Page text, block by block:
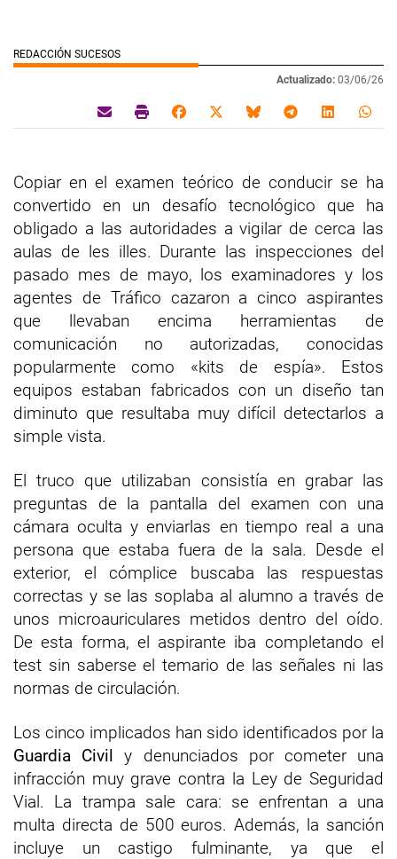
REDACCIÓN SUCESOS
Actualizado: 03/06/26
Copiar en el examen teórico de conducir se ha
convertido en un desafío tecnológico que ha
obligado a las autoridades a vigilar de cerca las
aulas de les illes. Durante las inspecciones del
pasado mes de mayo, los examinadores y los
agentes de Tráfico cazaron a cinco aspirantes
que llevaban encima herramientas de
comunicación no autorizadas, conocidas
popularmente como «kits de espía». Estos
equipos estaban fabricados con un diseño tan
diminuto que resultaba muy difícil detectarlos a
simple vista.
El truco que utilizaban consistía en grabar las
preguntas de la pantalla del examen con una
cámara oculta y enviarlas en tiempo real a una
persona que estaba fuera de la sala. Desde el
exterior, el cómplice buscaba las respuestas
correctas y se las soplaba al alumno a través de
unos microauriculares metidos dentro del oído.
De esta forma, el aspirante iba completando el
test sin saberse el temario de las señales ni las
normas de circulación.
Los cinco implicados han sido identificados por la
Guardia Civil y denunciados por cometer una
infracción muy grave contra la Ley de Seguridad
Vial. La trampa sale cara: se enfrentan a una
multa directa de 500 euros. Además, la sanción
incluye un castigo fulminante, ya que el